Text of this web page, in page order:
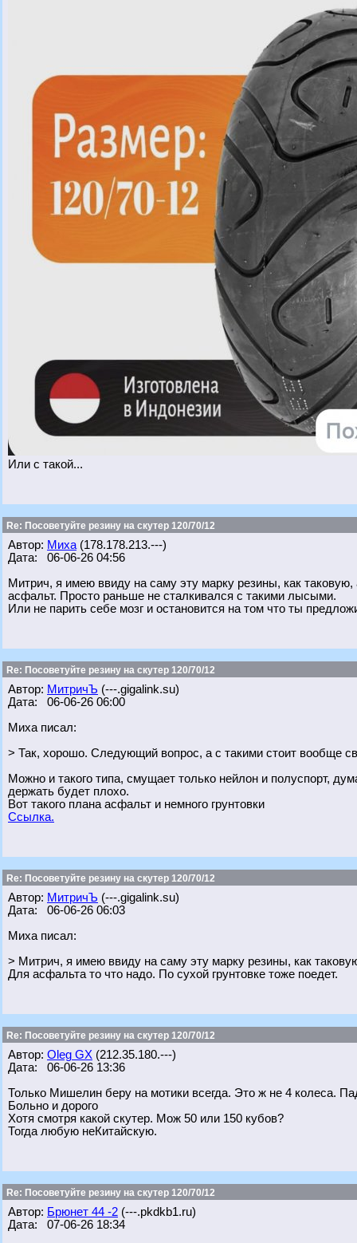
Или с такой...
Re: Посоветуйте резину на скутер 120/70/12
Автор: Миха (178.178.213.---)
Дата: 06-06-26 04:56
Митрич, я имею ввиду на саму эту марку резины, как
асфальт. Просто раньше не сталкивался с такими лысыми.
Или не парить себе мозг и остановится на том что ты
Re: Посоветуйте резину на скутер 120/70/12
Автор: МитричЪ (---.gigalink.su)
Дата: 06-06-26 06:00
Миха писал:
> Так, хорошо. Следующий вопрос, а с такими стоит вообще
Можно и такого типа, смущает только нейлон и полуспорт,
держать будет плохо.
Вот такого плана асфальт и немного грунтовки
Ссылка.
Re: Посоветуйте резину на скутер 120/70/12
Автор: МитричЪ (---.gigalink.su)
Дата: 06-06-26 06:03
Миха писал:
> Митрич, я имею ввиду на саму эту марку резины, как
Для асфальта то что надо. По сухой грунтовке тоже поедет.
Re: Посоветуйте резину на скутер 120/70/12
Автор: Oleg GX (212.35.180.---)
Дата: 06-06-26 13:36
Только Мишелин беру на мотики всегда. Это ж не 4 колеса.
Больно и дорого
Хотя смотря какой скутер. Мож 50 или 150 кубов?
Тогда любую неКитайскую.
Re: Посоветуйте резину на скутер 120/70/12
Автор: Брюнет 44 -2 (---.pkdkb1.ru)
Дата: 07-06-26 18:34